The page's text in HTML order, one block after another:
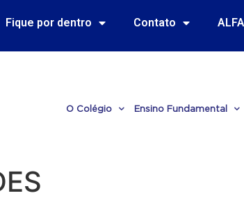
Fique por dentro Contato
O Colégio Ensino Fundamental